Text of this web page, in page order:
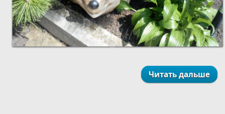
Читать дальше